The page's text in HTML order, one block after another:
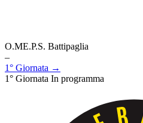
O.ME.P.S. Battipaglia
–
1° Giornata →
1° Giornata In programma